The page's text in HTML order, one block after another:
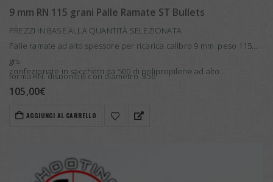
9 mm RN 115 grani Palle Ramate ST Bullets
PREZZI IN BASE ALLA QUANTITÀ SELEZIONATA
Palle ramate ad alto spessore per ricarica calibro 9 mm peso 115
grs.
forma RN, disponibili con diametro .356
confezionate in sacchetti da 500 di polipropilene ad alto…
105,00€
AGGIUNGI AL CARRELLO